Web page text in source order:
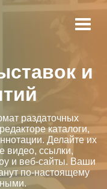
и
раздаточных
каталоги,
Делайте их
видео, ссылки,
и веб-сайты. Ваши
по-настоящему